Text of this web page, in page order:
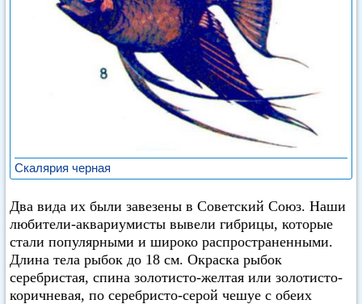
Скалярия черная
Два вида их были завезены в Советский Союз. Наши
любители-аквариумисты вывели гибрицы, которые
стали популярными и широко распространенными.
Длина тела рыбок до 18 см. Окраска рыбок
серебристая, спина золотисто-желтая или золотисто-
коричневая, по серебристо-серой чешуе с обеих